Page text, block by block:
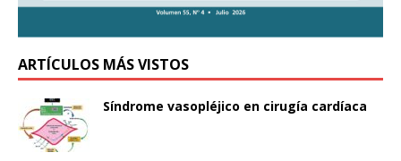
ARTÍCULOS MÁS VISTOS
Síndrome vasopléjico en cirugía cardíaca